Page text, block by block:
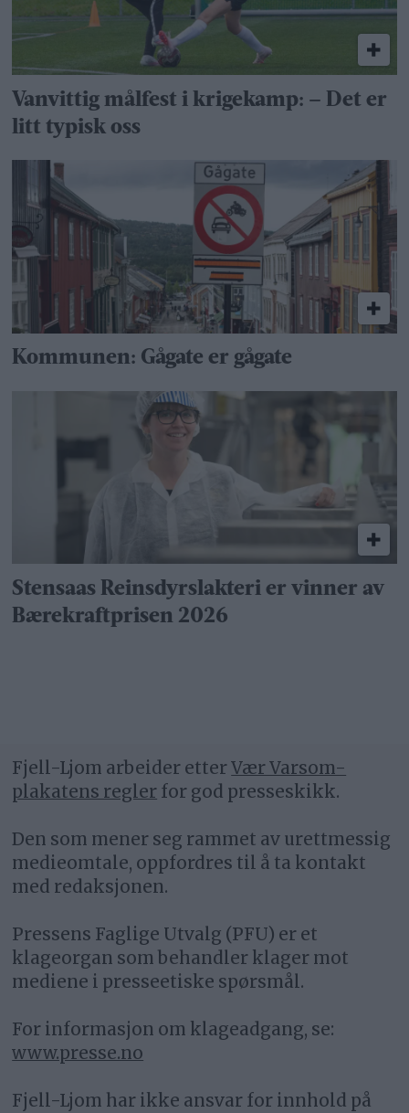
Vanvittig målfest i krigekamp: – Det er
litt typisk oss
Kommunen: Gågate er gågate
Stensaas Reinsdyrslakteri er vinner av
Bærekraftprisen 2026
Fjell-Ljom arbeider etterVær Varsom-
plakatens regler for god presseskikk.
Den som mener seg rammet av urettmessig
medieomtale, oppfordres til å ta kontakt
med redaksjonen.
Pressens Faglige Utvalg (PFU) er et
klageorgan som behandler klager mot
mediene i presseetiske spørsmål.
For informasjon om klageadgang, se:
www.presse.no
Fjell-Ljom har ikke ansvar for innhold på